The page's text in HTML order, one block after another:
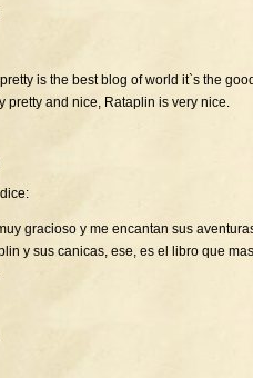
is the best blog of world it`s the
pretty and nice, Rataplin is very nice.
dice:
gracioso y me encantan sus
y sus canicas, ese, es el libro que